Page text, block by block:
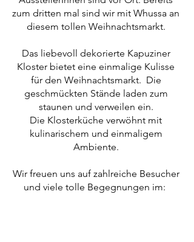
zum dritten mal sind wir mit Whussa an
diesem tollen Weihnachtsmarkt.
Das liebevoll dekorierte Kapuziner
Kloster bietet eine einmalige Kulisse
für den Weihnachtsmarkt.  Die
geschmückten Stände laden zum
staunen und verweilen ein.
Die Klosterküche verwöhnt mit
kulinarischem und einmaligem
Ambiente.
Wir freuen uns auf zahlreiche Besucher
und viele tolle Begegnungen im: